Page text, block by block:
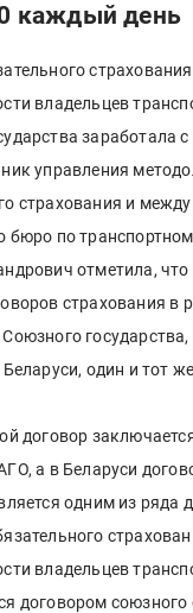
каждый день
владельцев
заработала с
управления
страхования и
бюро по
отметила,
страхования в
один и тот
договор
а в Беларуси
одним из ряда
владельцев
договором союзного